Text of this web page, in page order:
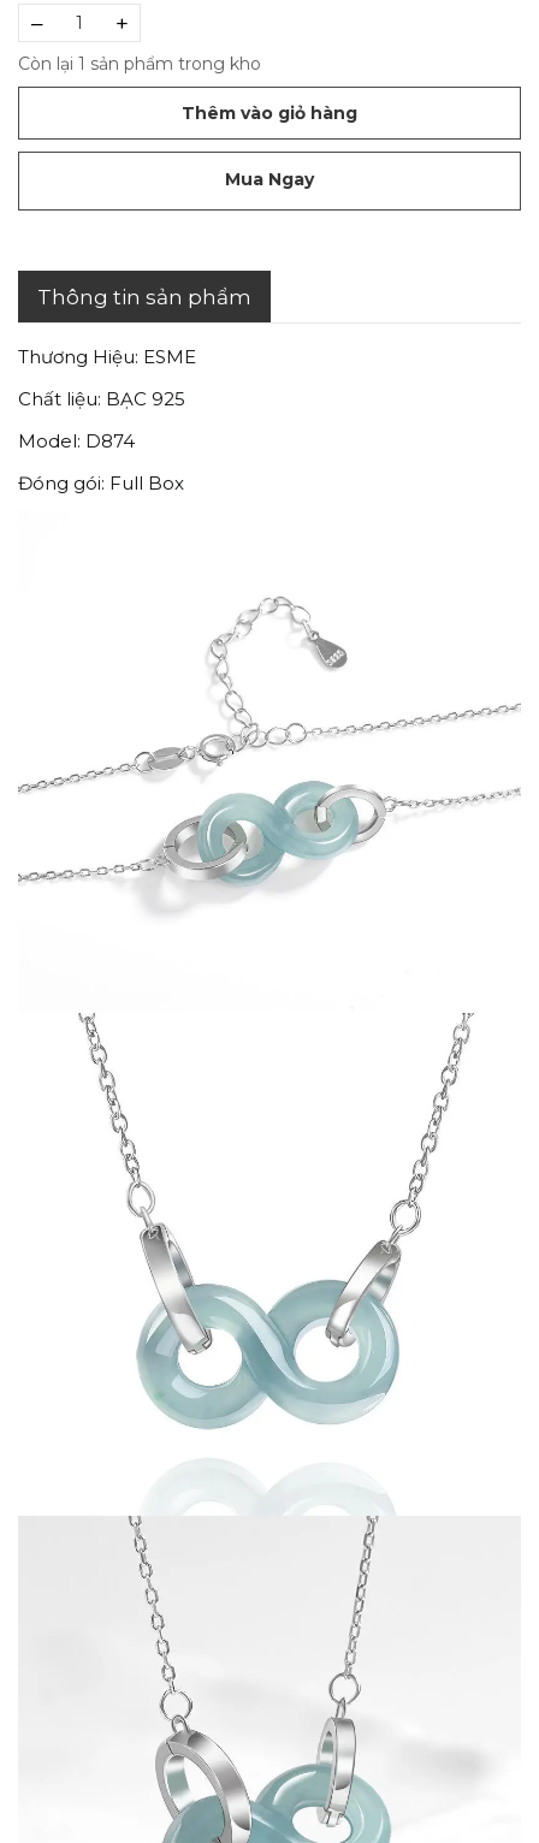
– +
Còn lại 1 sản phẩm trong kho
Thêm vào giỏ hàng
Mua Ngay
Thông tin sản phẩm
Thương Hiệu: ESME
Chất liệu: BẠC 925
Model: D874
Đóng gói: Full Box